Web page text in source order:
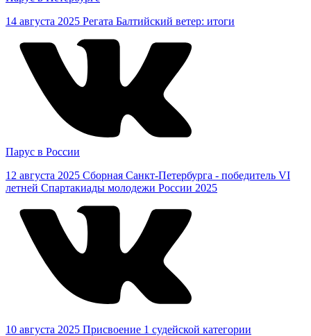
14 августа 2025 Регата Балтийский ветер: итоги
Парус в России
12 августа 2025 Сборная Санкт-Петербурга - победитель VI
летней Спартакиады молодежи России 2025
10 августа 2025 Присвоение 1 судейской категории